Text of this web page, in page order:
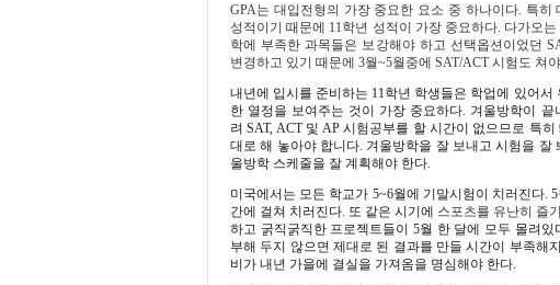
GPA는 대입전형의 가장 중요한 요소 중 하나이다. 특히
성적이기 때문에 11 학년 성적이 가장 중요하다 다가오
학에 부족한 과목들은 보강해야 하고 선택옵션이었던
변경하고 있기 때문에 3월~5월중에 SAT/ACT시험도 쳐
내년에 입시를 준비하는 11 학년 학생들은 학업에 있어서
한 열정을 보여주는 것이 가장 중요하다 겨울방학이 끝
려 SAT, ACT 및 AP시험공부를 할 시간이 없으므로 특히
대로 해 놓아야 합니다 겨울방학을 잘 보내고 시험을 잘
울방학 스케줄을 잘 계획해야 한다
미국에서는 모든 학교가 5~6월에 기말시험이 치러진다 . 5
간에 걸쳐 치러진다 또 같은 시기에 스포츠를 유난히 즐
하고 굵직굵직한 프로젝트들이 5월 한 달에 모두 몰려있
부해 두지 않으면 제대로 된 결과를 만들 시간이 부족해
비가 내년 가을에 결실을 가져옴을 명심해야 한다